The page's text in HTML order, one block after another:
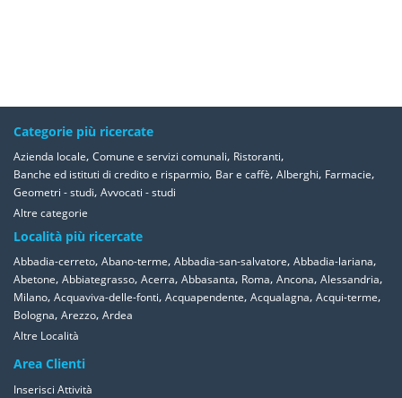
Categorie più ricercate
Azienda locale, Comune e servizi comunali, Ristoranti,
Banche ed istituti di credito e risparmio, Bar e caffè, Alberghi, Farmacie,
Geometri - studi, Avvocati - studi
Altre categorie
Località più ricercate
Abbadia-cerreto, Abano-terme, Abbadia-san-salvatore, Abbadia-lariana,
Abetone, Abbiategrasso, Acerra, Abbasanta, Roma, Ancona, Alessandria,
Milano, Acquaviva-delle-fonti, Acquapendente, Acqualagna, Acqui-terme,
Bologna, Arezzo, Ardea
Altre Località
Area Clienti
Inserisci Attività